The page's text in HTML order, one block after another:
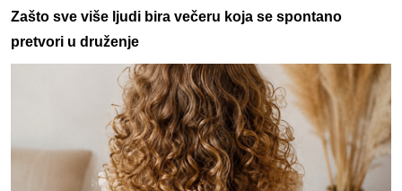
Zašto sve više ljudi bira večeru koja se spontano
pretvori u druženje